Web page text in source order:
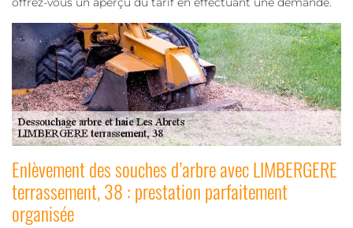
Enlèvement des souches d’arbre avec LIMBERGERE
terrassement, 38 : prestation parfaitement
organisée